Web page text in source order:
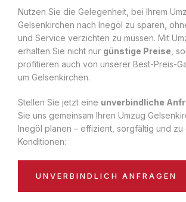
Nutzen Sie die Gelegenheit, bei Ihrem
Gelsenkirchen nach Inegöl zu sparen,
und Service verzichten zu müssen. Mit
erhalten Sie nicht nur günstige Preise ,
profitieren auch von unserer Best-Preis-
um Gelsenkirchen.
Stellen Sie jetzt eine unverbindliche
Sie uns gemeinsam Ihren Umzug
Inegöl planen – effizient, sorgfältig und zu
Konditionen:
UNVERBINDLICH ANFRAGEN